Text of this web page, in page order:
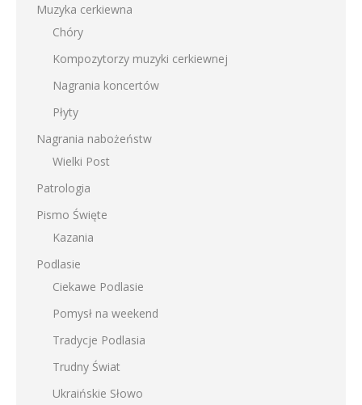
Muzyka cerkiewna
Chóry
Kompozytorzy muzyki cerkiewnej
Nagrania koncertów
Płyty
Nagrania nabożeństw
Wielki Post
Patrologia
Pismo Święte
Kazania
Podlasie
Ciekawe Podlasie
Pomysł na weekend
Tradycje Podlasia
Trudny Świat
Ukraińskie Słowo